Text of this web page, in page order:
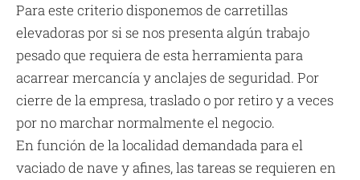
Para este criterio disponemos de carretillas
elevadoras por si se nos presenta algún trabajo
pesado que requiera de esta herramienta para
acarrear mercancía y anclajes de seguridad. Por
cierre de la empresa, traslado o por retiro y a veces
por no marchar normalmente el negocio.
En función de la localidad demandada para el
vaciado de nave y afines, las tareas se requieren en